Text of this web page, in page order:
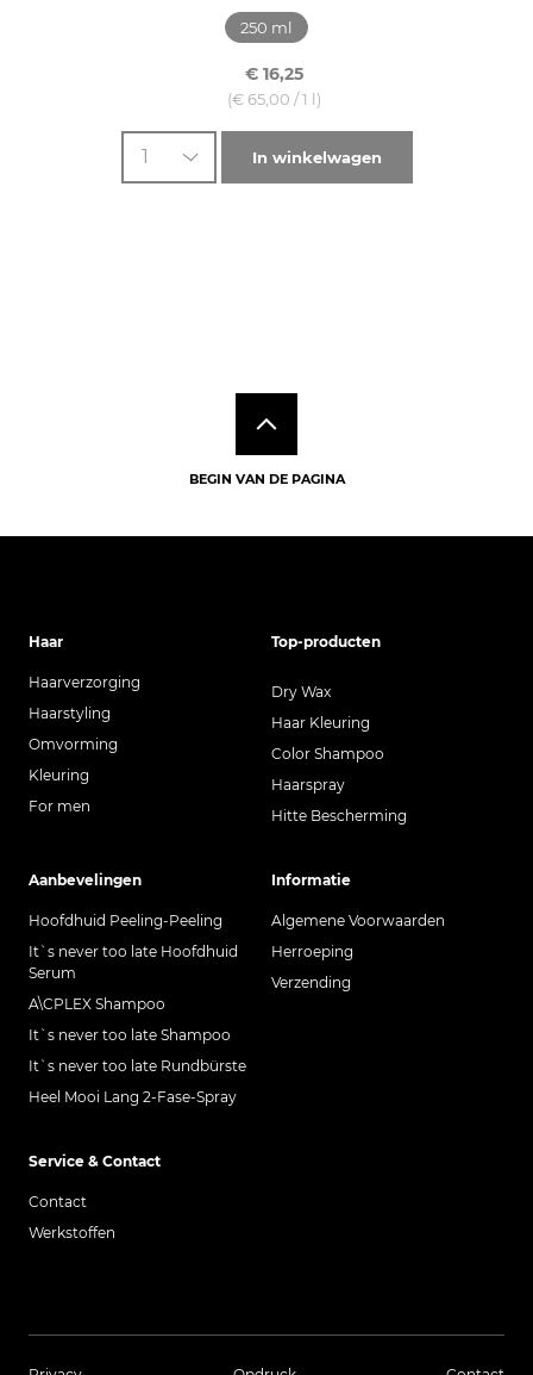
250 ml
€ 16,25
(€ 65,00 / 1 l)
1 In winkelwagen
BEGIN VAN DE PAGINA
Haar
Haarverzorging
Haarstyling
Omvorming
Kleuring
For men
Top-producten
Dry Wax
Haar Kleuring
Color Shampoo
Haarspray
Hitte Bescherming
Aanbevelingen
Hoofdhuid Peeling-Peeling
It`s never too late Hoofdhuid
Serum
A\CPLEX Shampoo
It`s never too late Shampoo
It`s never too late Rundbürste
Heel Mooi Lang 2-Fase-Spray
Informatie
Algemene Voorwaarden
Herroeping
Verzending
Service & Contact
Contact
Werkstoffen